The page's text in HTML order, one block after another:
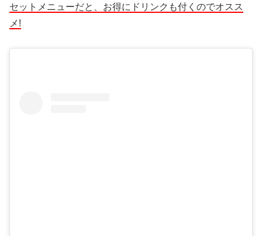
セットメニューだと、お得にドリンクも付くのでオスス
メ!